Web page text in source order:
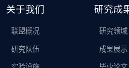
关于我们
联盟概况
研究队伍
研究成
研究领域
成果展示